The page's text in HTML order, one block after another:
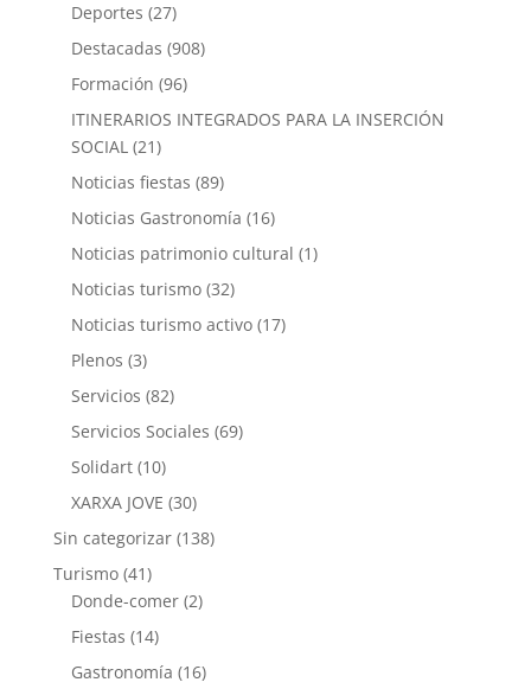
Deportes (27)
Destacadas (908)
Formación (96)
ITINERARIOS INTEGRADOS PARA LA INSERCIÓN
SOCIAL(21)
Noticias fiestas (89)
Noticias Gastronomía (16)
Noticias patrimonio cultural (1)
Noticias turismo(32)
Noticias turismo activo(17)
Plenos (3)
Servicios (82)
Servicios Sociales (69)
Solidart(10)
XARXA JOVE (30)
Sin categorizar(138)
Turismo(41)
Donde-comer(2)
Fiestas (14)
Gastronomía (16)